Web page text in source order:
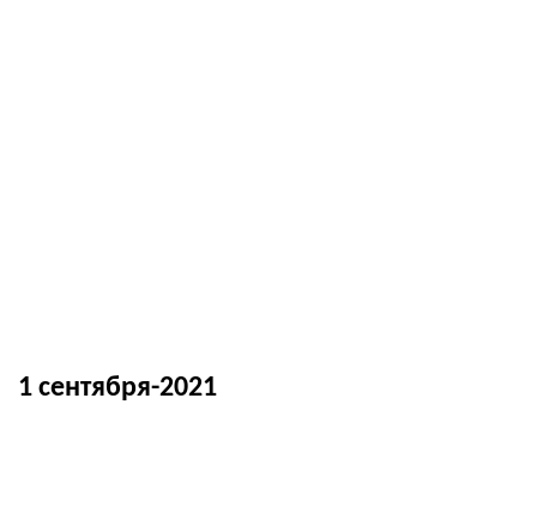
1 сентября-2021